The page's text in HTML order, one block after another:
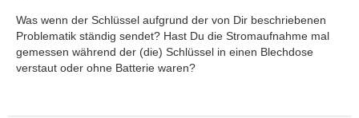
Was wenn der Schlüssel aufgrund der von Dir beschriebenen
Problematik ständig sendet? Hast Du die Stromaufnahme mal
gemessen während der (die) Schlüssel in einen Blechdose
verstaut oder ohne Batterie waren?